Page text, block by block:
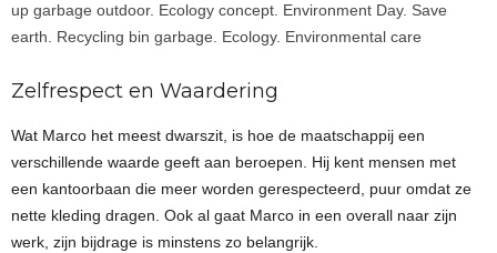
up garbage outdoor. Ecology concept. Environment Day. Save
earth. Recycling bin garbage. Ecology. Environmental care
Zelfrespect en Waardering
Wat Marco het meest dwarszit, is hoe de maatschappij een
verschillende waarde geeft aan beroepen. Hij kent mensen met
een kantoorbaan die meer worden gerespecteerd, puur omdat ze
nette kleding dragen. Ook al gaat Marco in een overall naar zijn
werk, zijn bijdrage is minstens zo belangrijk.